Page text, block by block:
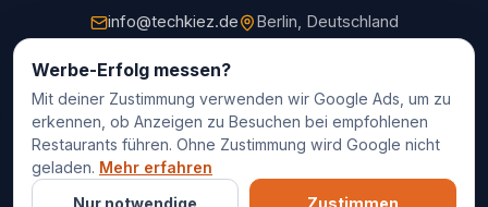
info@techkiez.de
Berlin, Deutschland
Restaurants
Restaurantauswahl
Für Unternehmen
Kontakt
Werbe-Erfolg messen?
Mit deiner Zustimmung verwenden wir Google Ads, um zu
erkennen, ob Anzeigen zu Besuchen bei empfohlenen
Restaurants führen. Ohne Zustimmung wird Google nicht
geladen. Mehr erfahren
Nur notwendige
Zustimmen